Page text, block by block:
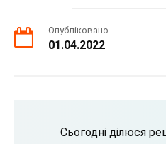
Опубліковано
01.04.2022
Сьогодні ділюся